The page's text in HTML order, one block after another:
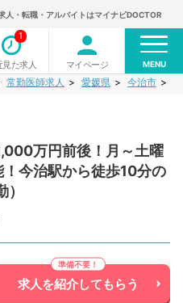
人・転職・アルバイトはマイナビDOCTOR
見た求人
1
マイページ MENU
常勤医師求人 愛媛県 今治市
万円前後！月～土曜
今治駅から徒歩10分の
求人を紹介してもらう